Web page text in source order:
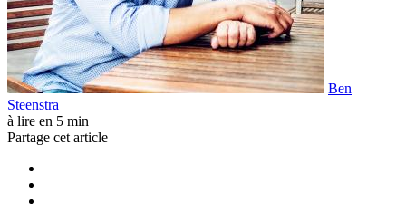
Ben
Steenstra
à lire en 5 min
Partage cet article